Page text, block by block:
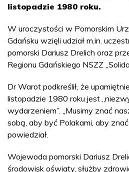
listopadzie 1980 roku.
W uroczystości w Pomorskim
Gdańsku wzięli udział m.in.
pomorski Dariusz Drelich oraz
Regionu Gdańskiego NSZZ
Dr Warot podkreślił, że
listopadzie 1980 roku jest
wydarzeniem”. „Musimy znać
sobą, aby być Polakami, aby
powiedział.
Wojewoda pomorski Dariusz
środowisk oświaty, służby